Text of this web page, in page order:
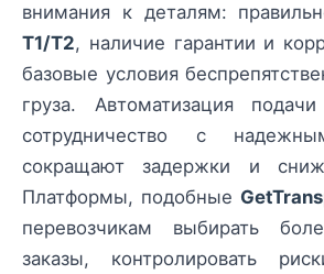
внимания к деталям:
T1/T2, наличие гарантии и
базовые условия
груза. Автоматизация
сотрудничество с
сокращают задержки и
Платформы, подобные
перевозчикам выбирать
заказы, контролировать